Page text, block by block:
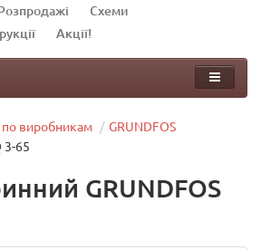
Схеми
Акції!
по виробникам
GRUNDFOS
3-65
GRUNDFOS